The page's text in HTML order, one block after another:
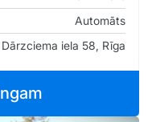
Automāts
Dārzciema iela 58, Rīga